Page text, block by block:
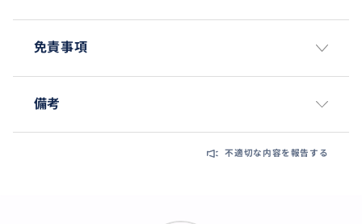
免責事項
備考
不適切な内容を報告する